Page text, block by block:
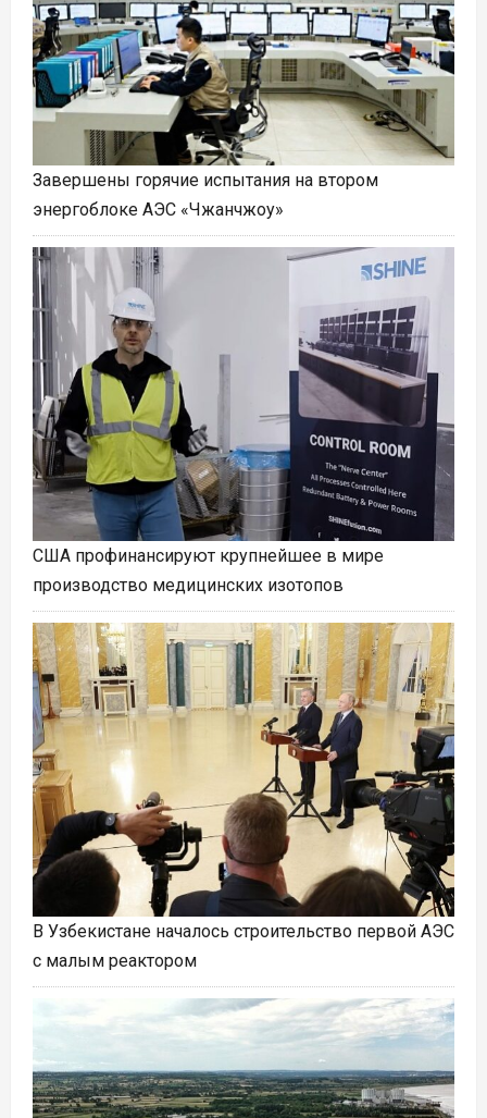
Завершены горячие испытания на втором
энергоблоке АЭС «Чжанчжоу»
США профинансируют крупнейшее в мире
производство медицинских изотопов
В Узбекистане началось строительство первой АЭС
с малым реактором